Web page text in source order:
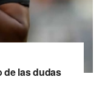
de las dudas